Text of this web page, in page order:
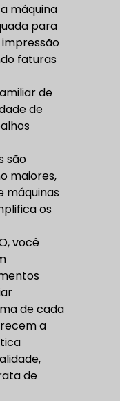
máquina
para
faturas
de
de
são
maiores,
máquinas
os
você
de cada
a
de